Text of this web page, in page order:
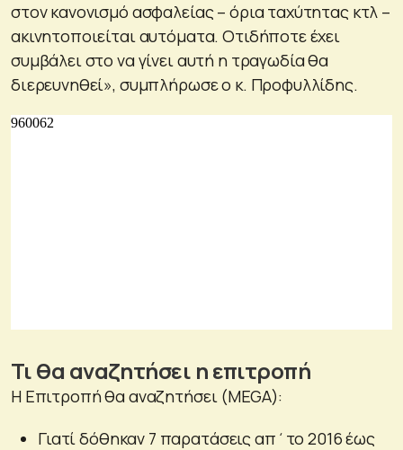
στον κανονισμό ασφαλείας – όρια ταχύτητας κτλ –
ακινητοποιείται αυτόματα. Οτιδήποτε έχει
συμβάλει στο να γίνει αυτή η τραγωδία θα
διερευνηθεί», συμπλήρωσε ο κ. Προφυλλίδης.
Τι θα αναζητήσει η επιτροπή
Η Επιτροπή θα αναζητήσει (MEGA):
Γιατί δόθηκαν 7 παρατάσεις απ΄το 2016 έως